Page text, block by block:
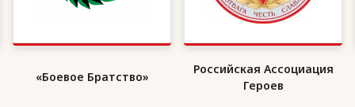
«Боевое Братство»
Российская Ассоциация
Героев